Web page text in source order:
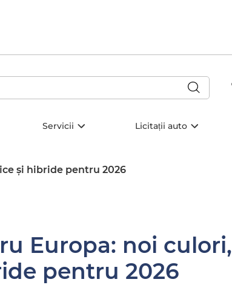
Servicii Licitații auto
și hibride pentru 2026
Europa: noi culori,
pentru 2026